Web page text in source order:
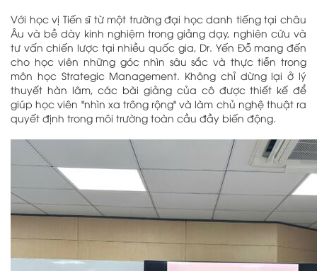
Với học vị Tiến sĩ từ một trường đại học danh tiếng tại châu
Âu và bề dày kinh nghiệm trong giảng dạy, nghiên cứu và
tư vấn chiến lược tại nhiều quốc gia, Dr. Yến Đỗ mang đến
cho học viên những góc nhìn sâu sắc và thực tiễn trong
môn học Strategic Management. Không chỉ dừng lại ở lý
thuyết hàn lâm, các bài giảng của cô được thiết kế để
giúp học viên "nhìn xa trông rộng" và làm chủ nghệ thuật ra
quyết định trong môi trường toàn cầu đầy biến động.